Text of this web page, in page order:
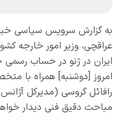
به گزارش سرویس سیاسی
عراقچی، وزیر امور خارجه
ایران در ژنو در حساب
امروز [دوشنبه] همراه با
رافائل گروسی (مدیرکل آژانس
مباحث دقیق فنی دیدار